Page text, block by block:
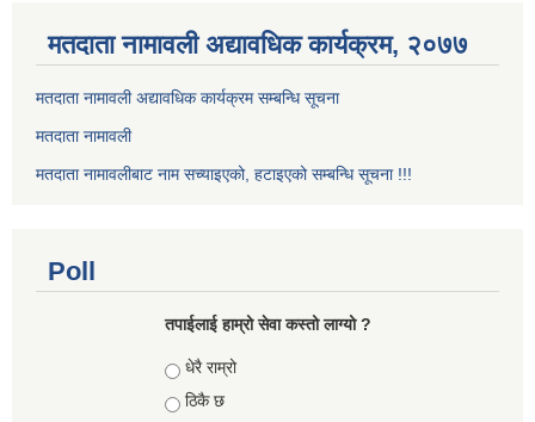
मतदाता नामावली अद्यावधिक कार्यक्रम, २०७७
मतदाता नामावली अद्यावधिक कार्यक्रम सम्बन्धि सूचना
मतदाता नामावली
मतदाता नामावलीबाट नाम सच्याइएको, हटाइएको सम्बन्धि सूचना !!!
Poll
तपाईलाई हाम्रो सेवा कस्तो लाग्यो ?
Choices
धेरै राम्रो
ठिकै छ